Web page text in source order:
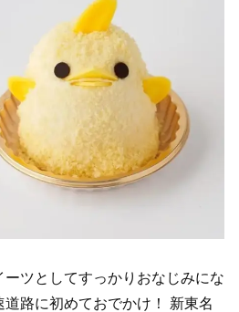
ツとしてすっかりおなじみにな
路に初めておでかけ！ 新東名